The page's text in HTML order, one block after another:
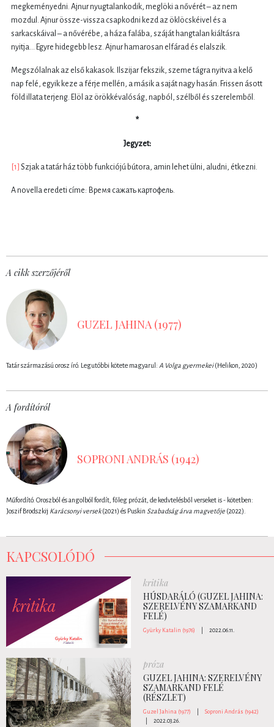
megkeményedni. Ajnur nyugtalankodik, meglöki a nővérét – az nem
mozdul. Ajnur össze-vissza csapkodni kezd az öklöcskéivel és a
sarkacskáival – a nővérébe, a háza falába, száját hangtalan kiáltásra
nyitja… Egyre hidegebb lesz. Ajnur hamarosan elfárad és elalszik.
Megszólalnak az első kakasok. Ilszijar fekszik, szeme tágra nyitva a kelő
nap felé, egyik keze a férje mellén, a másik a saját nagy hasán. Frissen ásott
föld illata terjeng. Elöl az örökkévalóság, napból, szélből és szerelemből.
*
Jegyzet:
[1] Szjak a tatár ház több funkciójú bútora, amin lehet ülni, aludni, étkezni.
A novella eredeti címe: Время сажать картофель.
A cikk szerzőjéről
GUZEL JAHINA (1977)
Tatár származású orosz író. Legutóbbi kötete magyarul: A Volga gyermekei(Helikon, 2020)
A fordítóról
SOPRONI ANDRÁS (1942)
Műfordító. Oroszból és angolból fordít, főleg prózát, de kedvtelésből verseket is - kötetben:
Joszif Brodszkij Karácsonyi versek(2021) és Puskin Szabadság árva magvetője (2022).
KAPCSOLÓDÓ
kritika
HÚSDARÁLÓ (GUZEL JAHINA:
SZERELVÉNY SZAMARKAND
FELÉ)
Gyürky Katalin (1976) 2022.06.11.
próza
GUZEL JAHINA: SZERELVÉNY
SZAMARKAND FELÉ
(RÉSZLET)
Guzel Jahina (1977)
Soproni András (1942)
2022.03.26.